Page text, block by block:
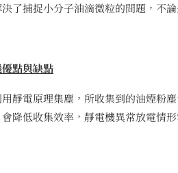
了捕捉小分子油滴微粒的問題，不
點與缺點
靜電原理集塵，所收集到的油煙粉
降低收集效率，靜電機異常放電情